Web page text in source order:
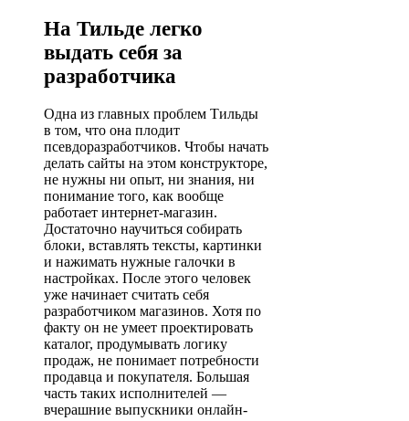
На Тильде легко
выдать себя за
разработчика
Одна из главных проблем Тильды
в том, что она плодит
псевдоразработчиков. Чтобы начать
делать сайты на этом конструкторе,
не нужны ни опыт, ни знания, ни
понимание того, как вообще
работает интернет-магазин.
Достаточно научиться собирать
блоки, вставлять тексты, картинки
и нажимать нужные галочки в
настройках. После этого человек
уже начинает считать себя
разработчиком магазинов. Хотя по
факту он не умеет проектировать
каталог, продумывать логику
продаж, не понимает потребности
продавца и покупателя. Большая
часть таких исполнителей —
вчерашние выпускники онлайн-